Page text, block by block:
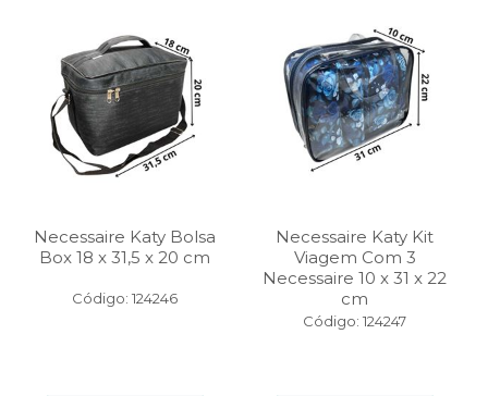
Necessaire Katy Bolsa
Box 18 x 31,5 x 20 cm
Código: 124246
Necessaire Katy Kit
Viagem Com 3
Necessaire 10 x 31 x 22
cm
Código: 124247